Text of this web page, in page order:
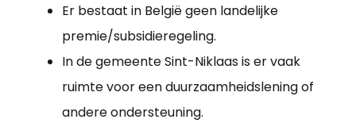
Er bestaat in België geen landelijke
premie/subsidieregeling.
In de gemeente Sint-Niklaas is er vaak
ruimte voor een duurzaamheidslening of
andere ondersteuning.